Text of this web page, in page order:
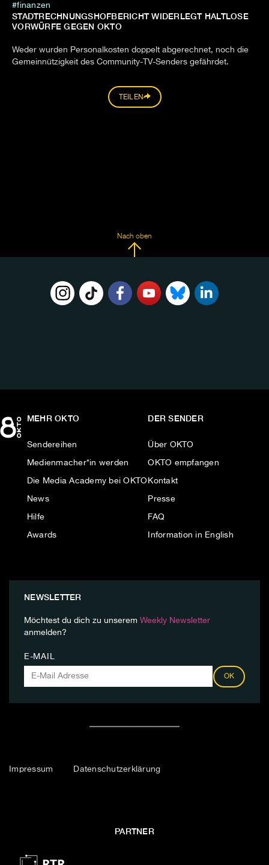
finanzen
STADTRECHNUNGSHOFBERICHT WIDERLEGT HALTLOSE
VORWÜRFE GEGEN OKTO
Weder wurden Personalkosten doppelt abgerechnet, noch die
Gemeinnützigkeit des Community-TV-Senders gefährdet.
TEILEN
Nach oben
MEHR OKTO
Sendereihen
Medienmacher*in werden
Die Media Academy bei OKTO
News
Hilfe
Awards
DER SENDER
Über OKTO
OKTO empfangen
Kontakt
Presse
FAQ
Information in English
NEWSLETTER
Möchtest du dich zu unserem Weekly Newsletter
anmelden?
E-MAIL
OK
Impressum Datenschutzerklärung
PARTNER